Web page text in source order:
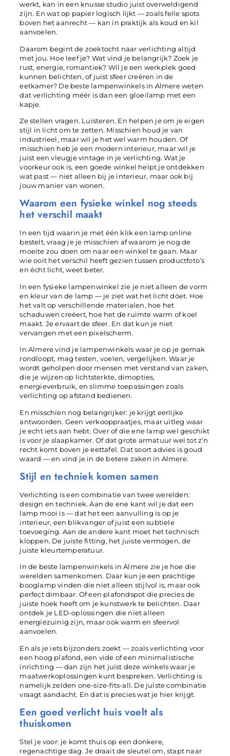
werkt, kan in een knusse studio juist overweldigend
zijn. En wat op papier logisch lijkt — zoals felle spots
boven het aanrecht — kan in praktijk als koud en kil
aanvoelen.
Daarom begint de zoektocht naar verlichting altijd
met jou. Hoe leef je? Wat vind je belangrijk? Zoek je
rust, energie, romantiek? Wil je een werkplek goed
kunnen belichten, of juist sfeer creëren in de
eetkamer? De beste lampenwinkels in Almere weten
dat verlichting méér is dan een gloeilamp met een
kapje.
Ze stellen vragen. Luisteren. En helpen je om je eigen
stijl in licht om te zetten. Misschien houd je van
industrieel, maar wil je het wel warm houden. Of
misschien heb je een modern interieur, maar wil je
juist een vleugje vintage in je verlichting. Wat je
voorkeur ook is, een goede winkel helpt je ontdekken
wat past — niet alleen bij je interieur, maar ook bij
jouw manier van wonen.
Waarom een fysieke winkel nog steeds
het verschil maakt
In een tijd waarin je met één klik een lamp online
bestelt, vraag je je misschien af waarom je nog de
moeite zou doen om naar een winkel te gaan. Maar
wie ooit het verschil heeft gezien tussen productfoto’s
en écht licht, weet beter.
In een fysieke lampenwinkel zie je niet alleen de vorm
en kleur van de lamp — je ziet wat het licht dóet. Hoe
het valt op verschillende materialen, hoe het
schaduwen creëert, hoe het de ruimte warm of koel
maakt. Je ervaart de sfeer. En dat kun je niet
vervangen met een pixelscherm.
In Almere vind je lampenwinkels waar je op je gemak
rondloopt, mag testen, voelen, vergelijken. Waar je
wordt geholpen door mensen met verstand van zaken,
die je wijzen op lichtsterkte, dimopties,
energieverbruik, en slimme toepassingen zoals
verlichting op afstand bedienen.
En misschien nog belangrijker: je krijgt eerlijke
antwoorden. Geen verkooppraatjes, maar uitleg waar
je echt iets aan hebt. Over of die ene lamp wel geschikt
is voor je slaapkamer. Of dat grote armatuur wel tot z’n
recht komt boven je eettafel. Dat soort advies is goud
waard — en vind je in de betere zaken in Almere.
Stijl en techniek komen samen
Verlichting is een combinatie van twee werelden:
design en techniek. Aan de ene kant wil je dat een
lamp mooi is — dat het een aanvulling is op je
interieur, een blikvanger of juist een subtiele
toevoeging. Aan de andere kant moet het technisch
kloppen. De juiste fitting, het juiste vermogen, de
juiste kleurtemperatuur.
In de beste lampenwinkels in Almere zie je hoe die
werelden samenkomen. Daar kun je een prachtige
booglamp vinden die niet alleen stijlvol is, maar ook
perfect dimbaar. Of een plafondspot die precies de
juiste hoek heeft om je kunstwerk te belichten. Daar
ontdek je LED-oplossingen die niet alleen
energiezuinig zijn, maar ook warm en sfeervol
aanvoelen.
En als je iets bijzonders zoekt — zoals verlichting voor
een hoog plafond, een vide of een minimalistische
inrichting — dan zijn het juist deze winkels waar je
maatwerkoplossingen kunt bespreken. Verlichting is
namelijk zelden one-size-fits-all. De juiste combinatie
vraagt aandacht. En dat is precies wat je hier krijgt.
Een goed verlicht huis voelt als
thuiskomen
Stel je voor: je komt thuis op een donkere,
regenachtige dag. Je draait de sleutel om, stapt naar